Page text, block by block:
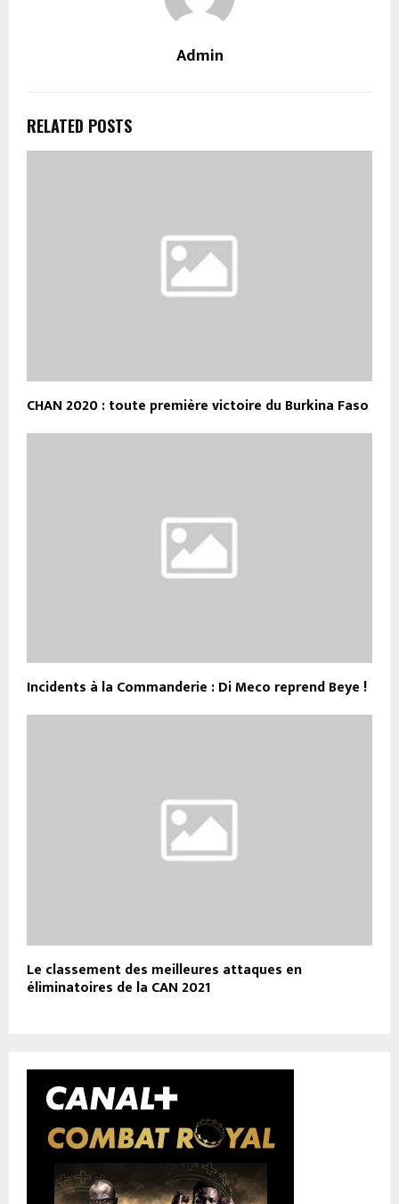
Admin
RELATED POSTS
CHAN 2020 : toute première victoire du Burkina Faso
Incidents à la Commanderie : Di Meco reprend Beye !
Le classement des meilleures attaques en
éliminatoires de la CAN 2021